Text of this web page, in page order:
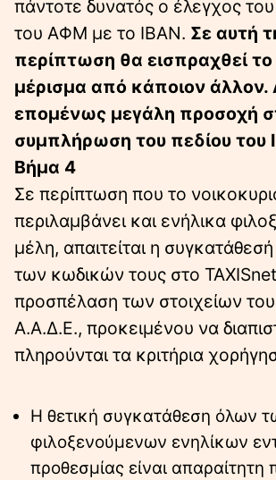
πάντοτε δυνατός ο έλεγχος
του ΑΦΜ με το IBAN. Σε αυτή
περίπτωση θα εισπραχθεί
μέρισμα από κάποιον άλλον.
επομένως μεγάλη προσοχή
συμπλήρωση του πεδίου του
Βήμα 4
Σε περίπτωση που το
περιλαμβάνει και ενήλικα
μέλη, απαιτείται η
των κωδικών τους στο
προσπέλαση των στοιχείων
Α.Α.Δ.Ε., προκειμένου να
πληρούνται τα κριτήρια
Η θετική συγκατάθεση όλων
φιλοξενούμενων ενηλίκων
προθεσμίας είναι απαραίτητη